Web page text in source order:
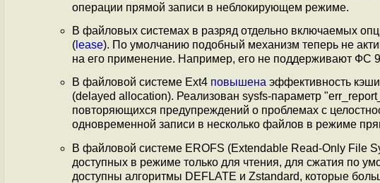
операции прямой записи в неблокирующем режиме.
В файловых системах в разряд отдельно включаемых
( lease). По умолчанию подобный механизм теперь не
на его применение. Например, его не поддерживают ФС
В файловой системе Ext4 повышена эффективность
(delayed allocation). Реализован sysfs-параметр
повторяющихся предупреждений о проблемах с
одновременной записи в несколько файлов в режиме
В файловой системе EROFS (Extendable Read-Only File
доступных в режиме только для чтения, для сжатия по
доступны алгоритмы DEFLATE и Zstandard, которые